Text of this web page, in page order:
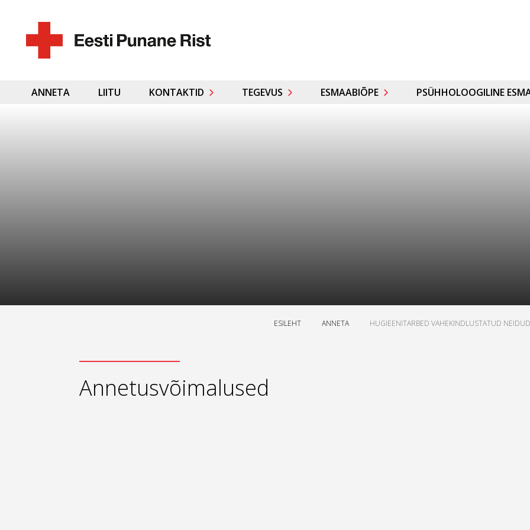
ANNETA LIITU KONTAKTID TEGEVUS ESMAABIÕPE PSÜHHOLOOGILINE
ESILEHT ANNETA HUGIEENITARBED VAHEKINDLUSTATUD
Annetusvõimalused